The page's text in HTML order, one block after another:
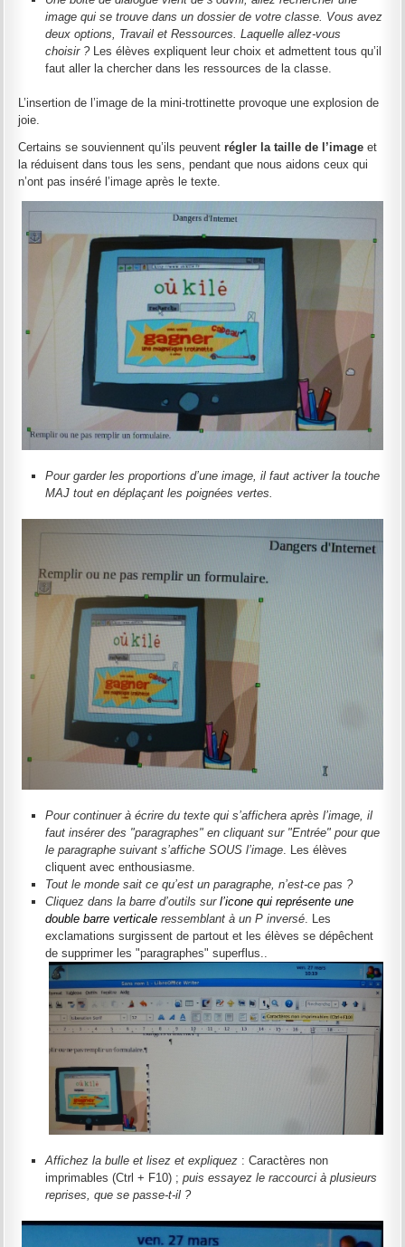
image qui se trouve dans un dossier de votre classe. Vous avez
deux options, Travail et Ressources. Laquelle allez-vous
choisir ?Les élèves expliquent leur choix et admettent tous qu’il
faut aller la chercher dans les ressources de la classe.
L’insertion de l’image de la mini-trottinette provoque une explosion de
joie.
Certains se souviennent qu’ils peuventrégler la taille de l’image et
la réduisent dans tous les sens, pendant que nous aidons ceux qui
n’ont pas inséré l’image après le texte.
Pour garder les proportions d’une image, il faut activer la touche
MAJ tout en déplaçant les poignées vertes.
Pour continuer à écrire du texte qui s’affichera après l’image, il
faut insérer des "paragraphes" en cliquant sur "Entrée" pour que
le paragraphe suivant s’affiche SOUS l’image. Les élèves
cliquent avec enthousiasme.
Tout le monde sait ce qu’est un paragraphe, n’est-ce pas ?
Cliquez dans la barre d’outils surl’icone qui représente une
double barre verticale ressemblant à un P inversé. Les
exclamations surgissent de partout et les élèves se dépêchent
de supprimer les "paragraphes" superflus..
Affichez la bulle et lisez et expliquez : Caractères non
imprimables (Ctrl + F10) ;puis essayez le raccourci à plusieurs
reprises, que se passe-t-il ?